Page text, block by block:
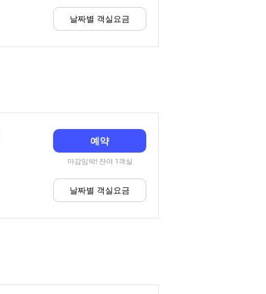
날짜별 객실요금
예약
마감임박! 잔여 1객실
날짜별 객실요금